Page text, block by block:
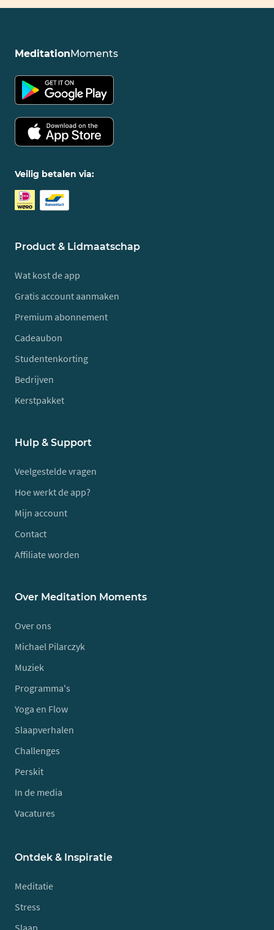
MeditationMoments
Veilig betalen via:
Product & Lidmaatschap
Wat kost de app
Gratis account aanmaken
Premium abonnement
Cadeaubon
Studentenkorting
Bedrijven
Kerstpakket
Hulp & Support
Veelgestelde vragen
Hoe werkt de app?
Mijn account
Contact
Affiliate worden
Over Meditation Moments
Over ons
Michael Pilarczyk
Muziek
Programma's
Yoga en Flow
Slaapverhalen
Challenges
Perskit
In de media
Vacatures
Ontdek & Inspiratie
Meditatie
Stress